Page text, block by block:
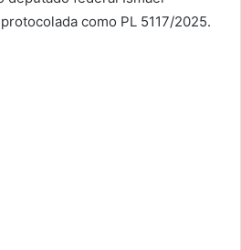
como PL 5117/2025.